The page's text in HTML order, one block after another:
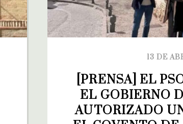
13 DE
[PRENSA] EL
EL GOBIERNO
AUTORIZADO